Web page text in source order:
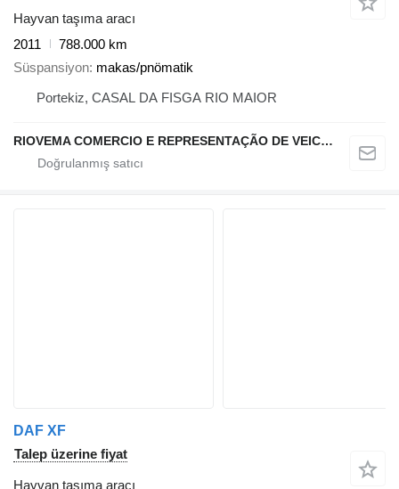
Hayvan taşıma aracı
2011
788.000 km
Süspansiyon makas/pnömatik
Portekiz, CASAL DA FISGA RIO MAIOR
RIOVEMA COMERCIO E REPRESENTAÇÃO DE VEICULOS E MAQUINAS LDA
DAF XF
Talep üzerine fiyat
Hayvan taşıma aracı